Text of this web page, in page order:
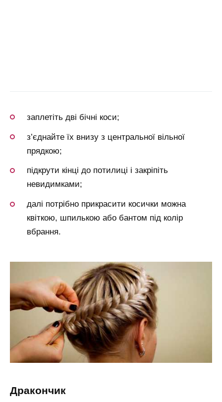
заплетіть дві бічні коси;
з’єднайте їх внизу з центральної вільної
прядкою;
підкрути кінці до потилиці і закріпіть
невидимками;
далі потрібно прикрасити косички можна
квіткою, шпилькою або бантом під колір
вбрання.
дракончик